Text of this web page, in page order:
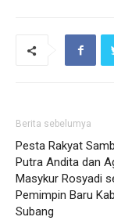
Berita sebelumya
Pesta Rakyat
Putra Andita dan
Masykur Rosyadi
Pemimpin Baru
Subang